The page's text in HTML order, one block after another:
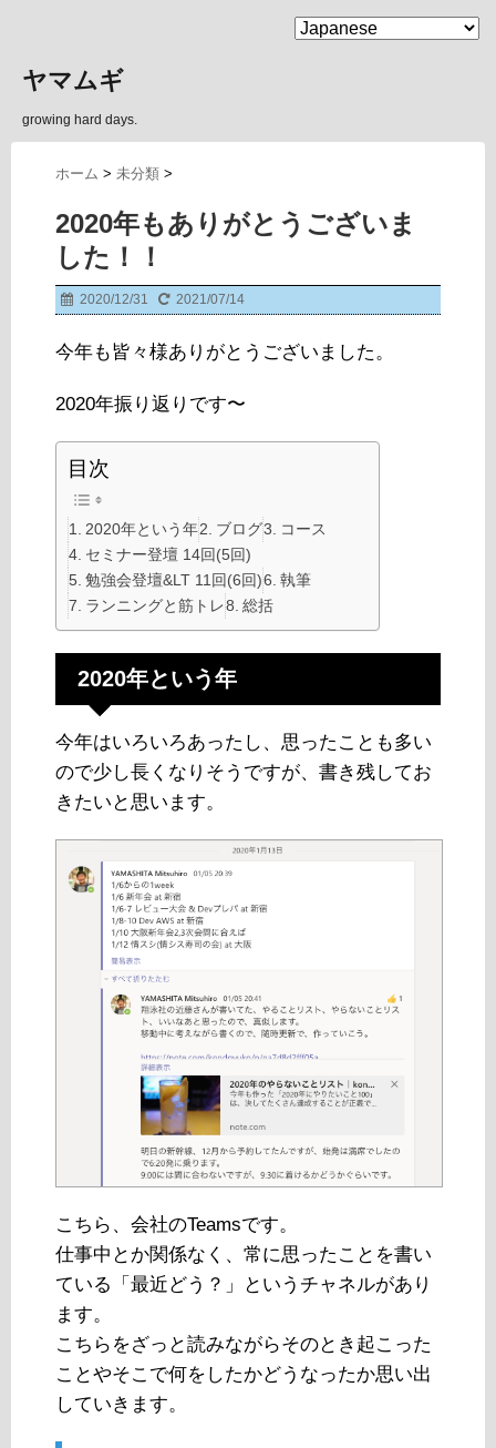
MENU
ヤマムギ
growing hard days.
ホーム > 未分類 >
2020年もありがとうございま
した！！
2020/12/31 2021/07/14
今年も皆々様ありがとうございました。
2020年振り返りです〜
目次
2020年という年 ブログ
コース
セミナー登壇 14回(5回)
勉強会登壇&LT 11回(6回)
執筆
ランニングと筋トレ
総括
2020年という年
今年はいろいろあったし、思ったことも多い
ので少し長くなりそうですが、書き残してお
きたいと思います。
こちら、会社のTeamsです。
仕事中とか関係なく、常に思ったことを書い
ている「最近どう？」というチャネルがあり
ます。
こちらをざっと読みながらそのとき起こった
ことやそこで何をしたかどうなったか思い出
していきます。